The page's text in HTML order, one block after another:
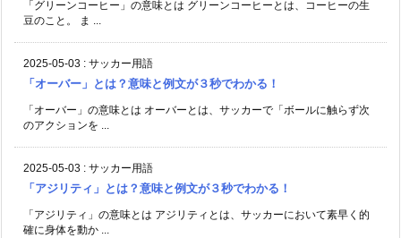
「グリーンコーヒー」の意味とは グリーンコーヒーとは、コーヒーの生
豆のこと。 ま ...
2025-05-03 : サッカー用語
「オーバー」とは？意味と例文が３秒でわかる！
「オーバー」の意味とは オーバーとは、サッカーで「ボールに触らず次
のアクションを ...
2025-05-03 : サッカー用語
「アジリティ」とは？意味と例文が３秒でわかる！
「アジリティ」の意味とは アジリティとは、サッカーにおいて素早く的
確に身体を動か ...